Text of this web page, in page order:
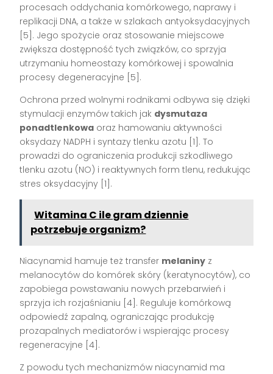
procesach oddychania komórkowego, naprawy i
replikacji DNA, a także w szlakach antyoksydacyjnych
[5]. Jego spożycie oraz stosowanie miejscowe
zwiększa dostępność tych związków, co sprzyja
utrzymaniu homeostazy komórkowej i spowalnia
procesy degeneracyjne [5].
Ochrona przed wolnymi rodnikami odbywa się dzięki
stymulacji enzymów takich jak dysmutaza
ponadtlenkowa oraz hamowaniu aktywności
oksydazy NADPH i syntazy tlenku azotu [1]. To
prowadzi do ograniczenia produkcji szkodliwego
tlenku azotu (NO) i reaktywnych form tlenu, redukując
stres oksydacyjny [1].
Witamina C ile gram dziennie
potrzebuje organizm?
Niacynamid hamuje też transfer melaniny z
melanocytów do komórek skóry (keratynocytów), co
zapobiega powstawaniu nowych przebarwień i
sprzyja ich rozjaśnianiu [4]. Reguluje komórkową
odpowiedź zapalną, ograniczając produkcję
prozapalnych mediatorów i wspierając procesy
regeneracyjne [4].
Z powodu tych mechanizmów niacynamid ma